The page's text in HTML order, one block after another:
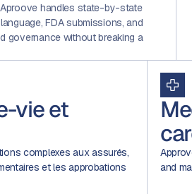
handles state-by-state
FDA submissions, and
governance without breaking a
vie et
complexes aux assurés,
et les approbations
and